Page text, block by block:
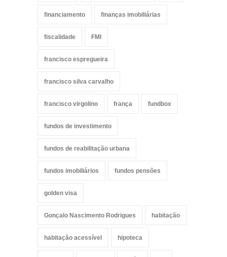
financiamento finanças imobiliárias
fiscalidade FMI
francisco espregueira
francisco silva carvalho
francisco virgolino frança fundbox
fundos de investimento
fundos de reabilitação urbana
fundos imobiliários fundos pensões
golden visa
Gonçalo Nascimento Rodrigues habitação
habitação acessível hipoteca